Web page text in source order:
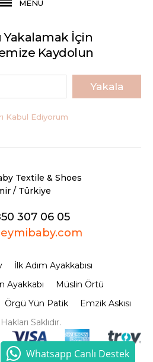
MENU
Yakalamak İçin
Kaydolun
Yakala
Kabul Ediyorum
Textile & Shoes
/ Türkiye
307 06 05
İlk Adım Ayakkabısı
Ayakkabı
Müslin Örtü
Örgü Yün Patik
Emzik Askısı
Saklıdır.
Whatsapp Canlı Destek